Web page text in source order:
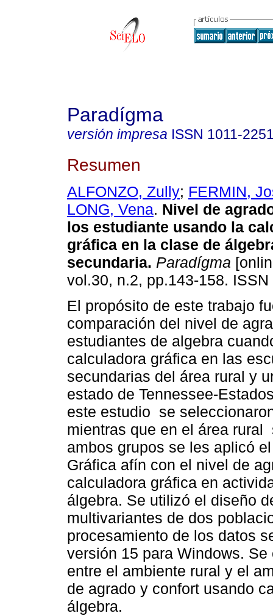
Paradígma
versión impresa ISSN 1011-
Resumen
ALFONZO, Zully; FERMIN,
LONG, Vena. Nivel de
los estudiante usando la
gráfica en la clase de
secundaria. Paradígma
vol.30, n.2, pp.143-158. ISSN
El propósito de este trabajo
comparación del nivel de
estudiantes de algebra
calculadora gráfica en las
secundarias del área rural y
estado de Tennessee-
este estudio se
mientras que en el área
ambos grupos se les aplicó
Gráfica afín con el nivel de
calculadora gráfica en
álgebra. Se utilizó el diseño
multivariantes de dos
procesamiento de los datos
versión 15 para Windows.
entre el ambiente rural y el
de agrado y confort usando
álgebra.